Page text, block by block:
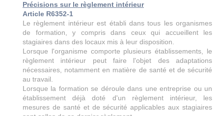
Précisions sur le règlement intérieur
Article R6352-1
Le règlement intérieur est établi dans tous les organismes
de formation, y compris dans ceux qui accueillent les
stagiaires dans des locaux mis à leur disposition.
Lorsque l'organisme comporte plusieurs établissements, le
règlement intérieur peut faire l'objet des adaptations
nécessaires, notamment en matière de santé et de sécurité
au travail.
Lorsque la formation se déroule dans une entreprise ou un
établissement déjà doté d'un règlement intérieur, les
mesures de santé et de sécurité applicables aux stagiaires